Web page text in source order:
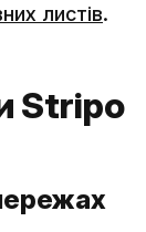
листів.
Stripo